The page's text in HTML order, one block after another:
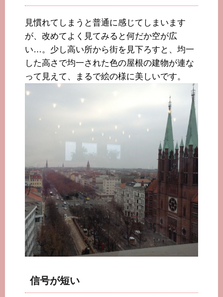
見慣れてしまうと普通に感じてしまいます
が、改めてよく見てみると何だか空が広
い…。少し高い所から街を見下ろすと、均一
した高さで均一された色の屋根の建物が連な
って見えて、まるで絵の様に美しいです。
信号が短い